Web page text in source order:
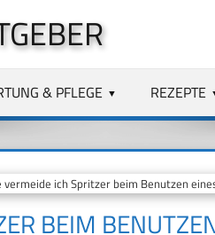
& PFLEGE REZEPTE
ich Spritzer beim Benutzen
BEIM